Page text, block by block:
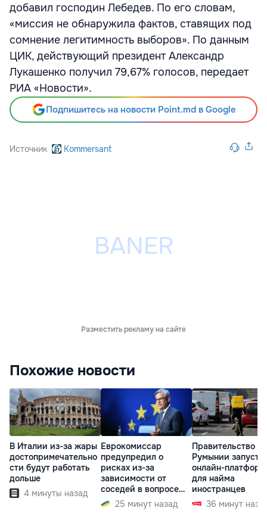
добавил господин Лебедев. По его словам,
«миссия не обнаружила фактов, ставящих под
сомнение легитимность выборов». По данным
ЦИК, действующий президент Александр
Лукашенко получил 79,67% голосов, передает
РИА «Новости».
Подпишитесь на новости Point.md в Google
Источник Kommersant
Разместить рекламу на сайте
Похожие новости
В Италии из-за жары
достопримечательно
сти будут работать
дольше
4 минуты назад
Еврокомиссар
предупредил о
рисках из-за
зависимости от
соседей в вопросе
границ25 минут назад
Правительство
Румынии
онлайн-
для найма
иностранцев
36 минут